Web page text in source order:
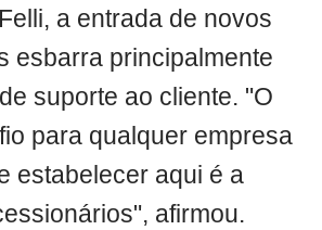
a entrada de novos
esbarra principalmente
suporte ao cliente. "O
para qualquer empresa
estabelecer aqui é a
afirmou.